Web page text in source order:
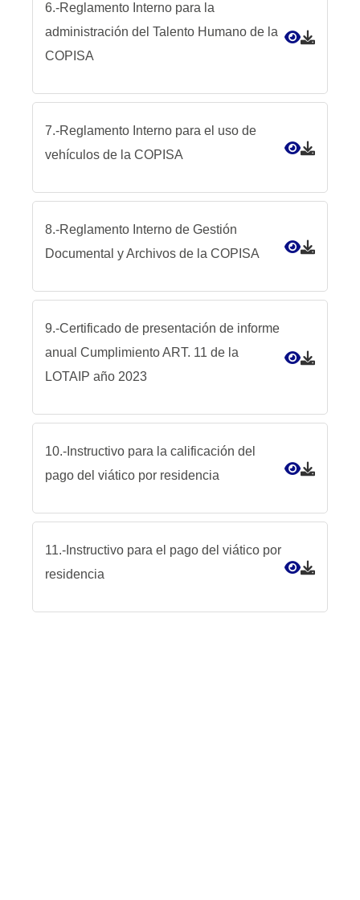
6.-Reglamento Interno para la
administración del Talento Humano de la
COPISA
7.-Reglamento Interno para el uso de
vehículos de la COPISA
8.-Reglamento Interno de Gestión
Documental y Archivos de la COPISA
9.-Certificado de presentación de informe
anual Cumplimiento ART. 11 de la
LOTAIP año 2023
10.-Instructivo para la calificación del
pago del viático por residencia
11.-Instructivo para el pago del viático por
residencia